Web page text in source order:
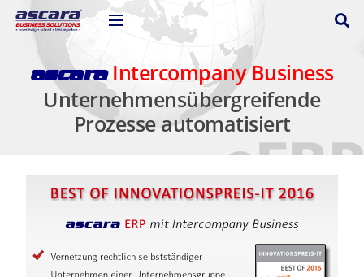
ascara Intercompany Business
Unternehmensübergreifende
Prozesse automatisiert